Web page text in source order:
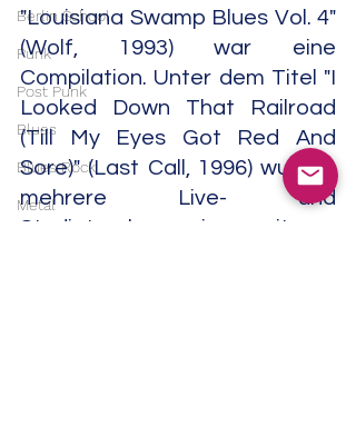
Berlin School
Punk
Post Punk
Blues
Blues Rock
Metal
"Louisiana Swamp Blues Vol. 4"
(Wolf, 1993) war eine
Compilation. Unter dem Titel "I
Looked Down That Railroad
(Till My Eyes Got Red And
Sore)" (Last Call, 1996) wurden
mehrere Live- und
Studiotracks zu einer weiteren